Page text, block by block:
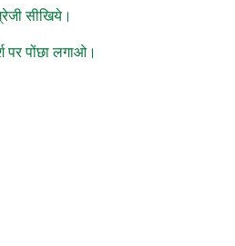
सीखिये।
पर पोंछा लगाओ।